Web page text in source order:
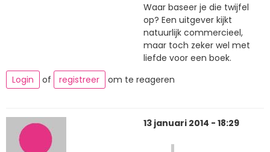
Waar baseer je die twijfel
op? Een uitgever kijkt
natuurlijk commercieel,
maar toch zeker wel met
liefde voor een boek.
Login
of registreer om te reageren
13 januari 2014 - 18:29